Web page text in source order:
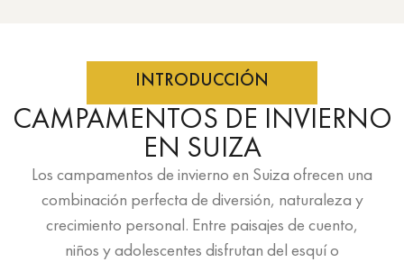
INTRODUCCIÓN
CAMPAMENTOS DE INVIERNO
EN SUIZA
Los campamentos de invierno en Suiza ofrecen una
combinación perfecta de diversión, naturaleza y
crecimiento personal. Entre paisajes de cuento,
niños y adolescentes disfrutan del esquí o